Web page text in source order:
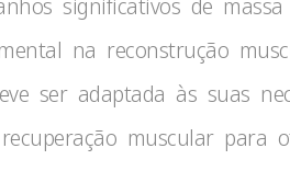
significativos de
na reconstrução
ser adaptada às suas
muscular para